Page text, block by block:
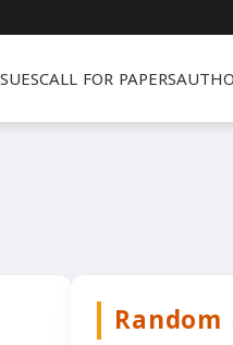
CALL FOR PAPERS